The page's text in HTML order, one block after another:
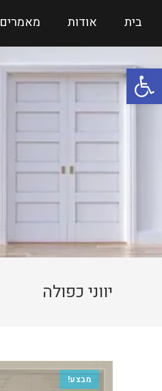
פתח סרגל נגישות
בית אודות מאמרים
יווני כפולה
מבצע!